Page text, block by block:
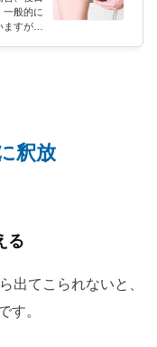
一般的に
ますが、
釈放
る
出てこられないと、
す。